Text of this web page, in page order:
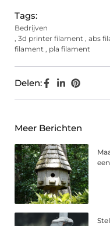
Tags:
Bedrijven
, 3d printer filament , abs
filament , pla filament
Delen:
Meer Berichten